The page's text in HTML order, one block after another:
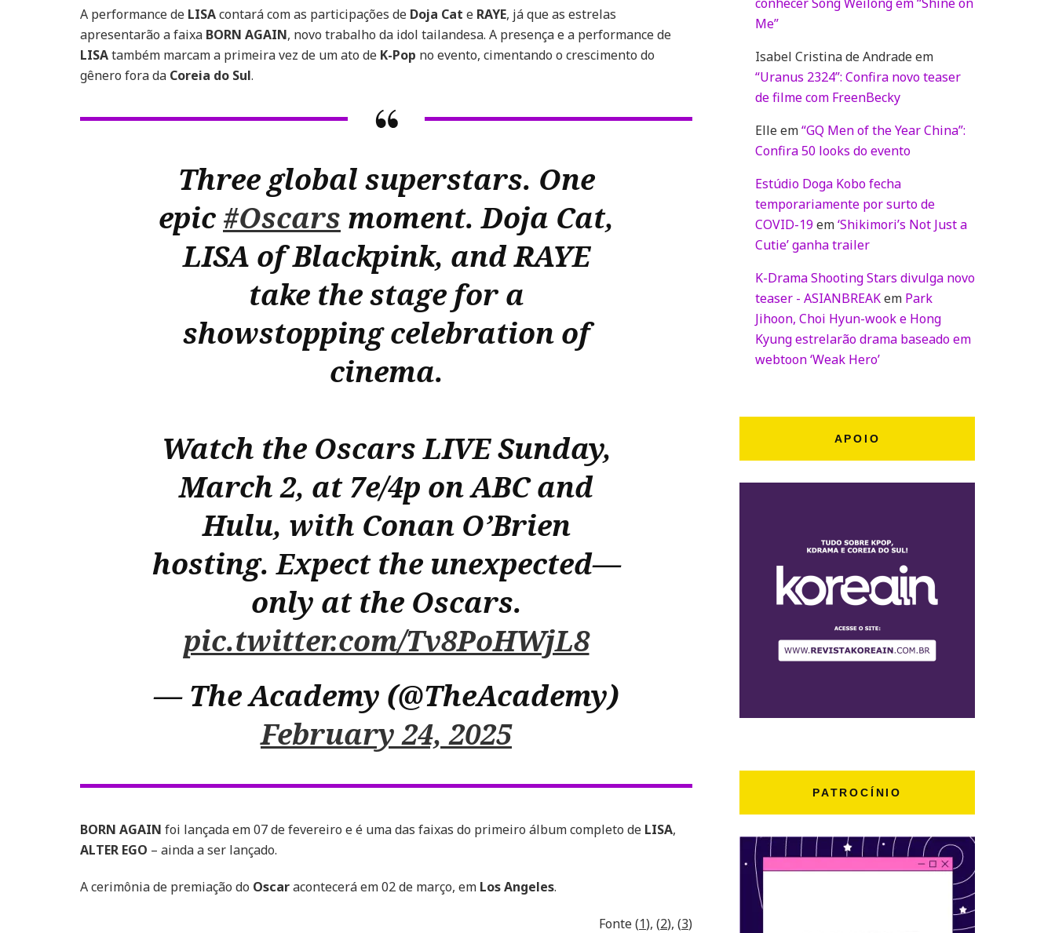
(BLACKPINK)
A performance de LISAcontará com as participações de Doja Cat e RAYE, já que as estrelas
apresentarão a faixa BORN AGAIN, novo trabalho da idol tailandesa. A presença e a performance de
LISAtambém marcam a primeira vez de um ato de K-Pop no evento, cimentando o crescimento do
gênero fora da Coreia do Sul.
Three global superstars. One
epic #Oscars moment. Doja Cat,
LISA of Blackpink, and RAYE
take the stage for a
showstopping celebration of
cinema.
Watch the Oscars LIVE Sunday,
March 2, at 7e/4p on ABC and
Hulu, with Conan O’Brien
hosting. Expect the unexpected—
only at the Oscars.
pic.twitter.com/Tv8PoHWjL8
— The Academy (@TheAcademy)
February 24, 2025
BORN AGAIN foi lançada em 07 de fevereiro e é uma das faixas do primeiro álbum completo de LISA,
ALTER EGO – ainda a ser lançado.
A cerimônia de premiação do Oscaracontecerá em 02 de março, em Los Angeles.
Fonte (1), (2), (3)
Me”
Isabel Cristina de Andradeem
“Uranus 2324”: Confira novo teaser
de filme com FreenBecky
Elleem“GQ Men of the Year China”:
Confira 50 looks do evento
Estúdio Doga Kobo fecha
temporariamente por surto de
COVID-19em‘Shikimori’s Not Just a
Cutie’ ganha trailer
K-Drama Shooting Stars divulga novo
teaser - ASIANBREAKem Park
Jihoon, Choi Hyun-wook e Hong
Kyung estrelarão drama baseado em
webtoon ‘Weak Hero’
APOIO
PATROCÍNIO